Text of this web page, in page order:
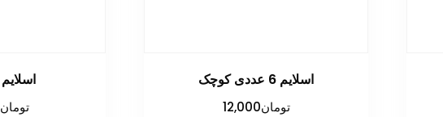
اسلایم 6 عددی کوچک
تومان12,000
اسلایم 12 عددی
تومان